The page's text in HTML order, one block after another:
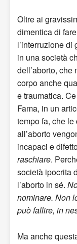
Oltre ai
dimentica di
l’interruzione
in una società
dell’aborto,
corpo anche
e traumatica.
Fama, in un
tempo fa, che
all’aborto
incapaci e
raschiare.
società ipocrita
l’aborto in sé.
nominare. Non
può fallire, in
Ma anche